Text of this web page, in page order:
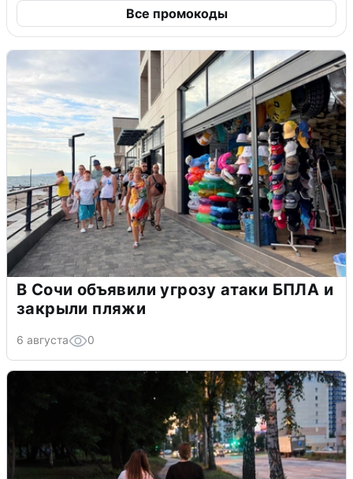
Все промокоды
В Сочи объявили угрозу атаки БПЛА и
закрыли пляжи
6 августа 0